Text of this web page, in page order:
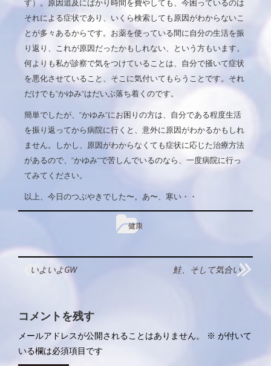
す）。原因追及にばかり時間を費やしても、今困っているのは
それによる症状であり、いくら検索しても原因がわからないこ
とが多々あるからです。お薬を使っている間に自分の生活を振
り返り、これが原因だったかもしれない、という方もいます。
何よりも私が診察で気をつけていることは、自分で掻いて症状
を悪化させていること、そこに気付いてもらうことです。それ
だけでも”かゆみ”はだいぶ落ち着くのです。
簡単でしたが、”かゆみ”にお困りの方は、自分である程度生活
を振り返ってから病院に行くと、意外に原因がわかるかもしれ
ません。しかし、原因がわからなくても症状に応じた治療方法
があるので、”かゆみ”で苦しんでいるのなら、一度病院に行っ
てみてください。
以上、今日のつぶやきでした〜。あ〜、寒い・・
健康
投
ナ
ビ
ゲ
いよいよGW 鮭、そして気合い
コメントを残す
メールアドレスが公開されることはありません。 ※ が付いて
いる欄は必須項目です